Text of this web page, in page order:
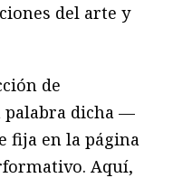
del arte y
de
palabra dicha —
fija en la página
Aquí,